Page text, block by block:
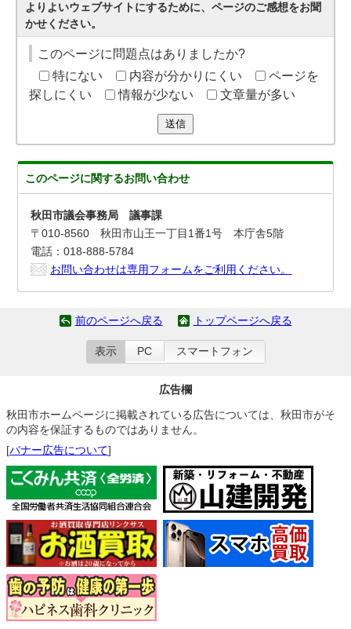
よりよいウェブサイトにするために、ページのご感想をお聞
かせください。
このページに問題点はありましたか?
特にない
内容が分かりにくい
ページを
探しにくい
情報が少ない 文章量が多い
送信
このページに関するお問い合わせ
秋田市議会事務局 議事課
〒010-8560 秋田市山王一丁目1番1号 本庁舎5階
電話：018-888-5784
お問い合わせは専用フォームをご利用ください。
前のページへ戻る トップページへ戻る
表示 PC スマートフォン
広告欄
秋田市ホームページに掲載されている広告については、秋田市がそ
の内容を保証するものではありません。
[バナー広告について]